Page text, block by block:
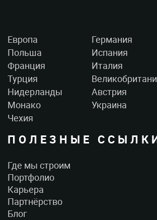
Европа
Германия
Польша
Испания
Франция
Италия
Турция
Нидерланды
Австрия
Монако
Украина
Чехия
ПОЛЕЗНЫЕ
Где мы строим
Портфолио
Карьера
Партнёрство
Блог